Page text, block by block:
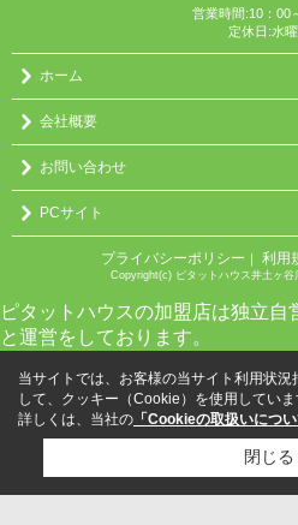
営業時間:10：00
定休日:水
ホーム
会社概要
お問い合わせ
PCサイト
プライバシーポリシー 利用
Copyright(c) ピタットハウス井土ヶ
ピタットハウスの加盟店は独立自
と運営をしております。
当サイトでは、お客様の当サイト利用状
して、クッキー（Cookie）を使用していま
詳しくは、当社の 「Cookieの取扱いについ
閉じる